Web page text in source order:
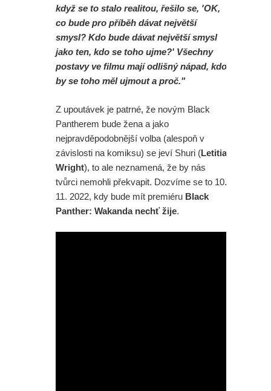
když se to stalo realitou, řešilo se, 'OK,
co bude pro příběh dávat největší
smysl? Kdo bude dávat největší smysl
jako ten, kdo se toho ujme?' Všechny
postavy ve filmu mají odlišný nápad, kdo
by se toho měl ujmout a proč."
Z upoutávek je patrné, že novým Black
Pantherem bude žena a jako
nejpravděpodobnější volba (alespoň v
závislosti na komiksu) se jeví Shuri (Letitia
Wright), to ale neznamená, že by nás
tvůrci nemohli překvapit. Dozvíme se to 10.
11. 2022, kdy bude mít premiéru Black
Panther: Wakanda nechť žije.